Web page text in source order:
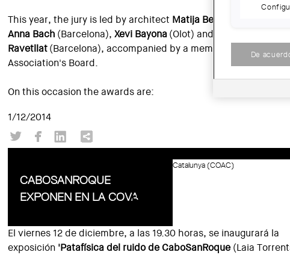
This year, the jury is led by architect Matija Bevk
Anna Bach (Barcelona),Xevi Bayona(Olot) and
Ravetllat(Barcelona), accompanied by a member of the Girona
Association's Board.
On this occasion the awards are:
1/12/2014
CABOSANROQUE
EXPONEN EN LA COVA
Catalunya (COAC)
El viernes 12 de diciembre, a las 19.30 horas, se inaugurará la
exposición 'Patafísica del ruido de CaboSanRoque(Laia
De